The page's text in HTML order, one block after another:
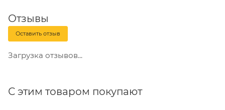
Отзывы
Оставить отзыв
Загрузка отзывов...
С этим товаром покупают